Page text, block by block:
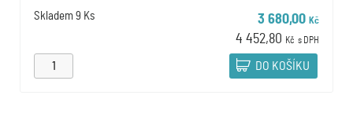
Skladem 9 Ks 3 680,00 Kč
4 452,80 Kč s DPH
DO KOŠÍKU